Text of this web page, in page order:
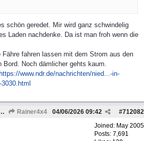
schön geredet. Mir wird ganz schwindelig
Laden nachdenke. Da ist man froh wenn die
Fähre fahren lassen mit dem Strom aus den
Bord. Noch dämlicher gehts kaum.
https://www.ndr.de/nachrichten/nied...-in-
zu E-Fahrzeugen Rainer4x4 #712082
04/06/2026 09:42
Joined: May 2005
Posts: 7,691